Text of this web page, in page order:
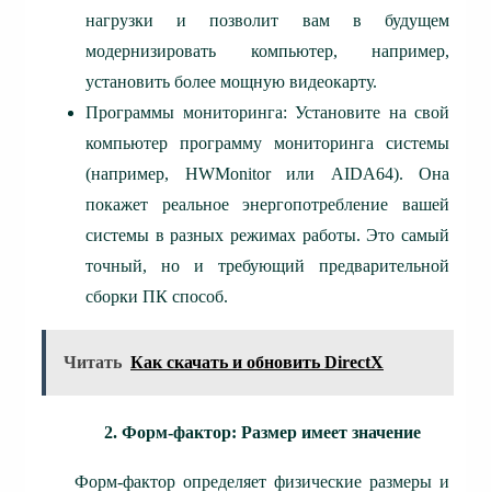
нагрузки и позволит вам в будущем
модернизировать компьютер, например,
установить более мощную видеокарту.
Программы мониторинга: Установите на свой
компьютер программу мониторинга системы
(например, HWMonitor или AIDA64). Она
покажет реальное энергопотребление вашей
системы в разных режимах работы. Это самый
точный, но и требующий предварительной
сборки ПК способ.
Читать Как скачать и обновить DirectX
2. Форм-фактор: Размер имеет значение
Форм-фактор определяет физические размеры и